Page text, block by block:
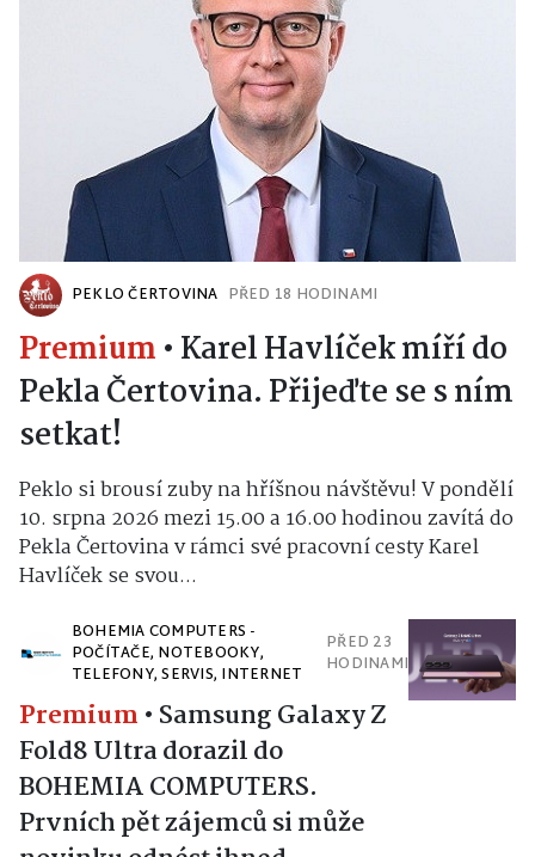
PEKLO ČERTOVINA PŘED 18 HODINAMI
Premium • Karel Havlíček míří do
Pekla Čertovina. Přijeďte se s ním
setkat!
Peklo si brousí zuby na hříšnou návštěvu! V pondělí
10. srpna 2026 mezi 15.00 a 16.00 hodinou zavítá do
Pekla Čertovina v rámci své pracovní cesty Karel
Havlíček se svou...
BOHEMIA COMPUTERS -
POČÍTAČE, NOTEBOOKY,
TELEFONY, SERVIS, INTERNET
PŘED 23
HODINAMI
Premium • Samsung Galaxy Z
Fold8 Ultra dorazil do
BOHEMIA COMPUTERS.
Prvních pět zájemců si může